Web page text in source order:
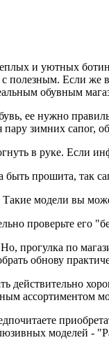
и уютных
полезным. Если
обувным
ее нужно
зимних сапог,
в руке. Если
прошита, так
модели вы
проверьте его
прогулка по
обнову
действительно
ассортиментом
моделей -